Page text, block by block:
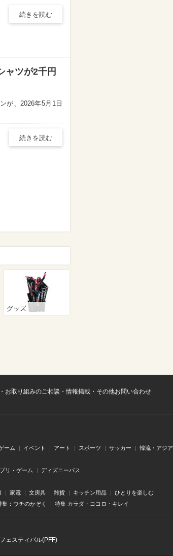
続きを読む
ャツが2千円
が、2026年5月1日
続きを読む
グッズ
お取り組みのご相談・情報掲載・その他お問い合わせ
ーム イベント アート スポーツ サッカー 韓流・アジア
リ・ゲーム ディズニーパス
家電 文房具 雑貨 キッチン用品 ひとりを楽しむ
集：ウチのかぞく 特集 カラダ・ココロ・キレイ
ェスティバル(PFF)